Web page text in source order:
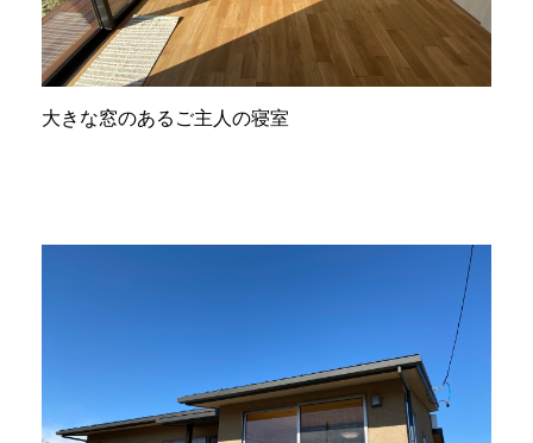
大きな窓のあるご主人の寝室